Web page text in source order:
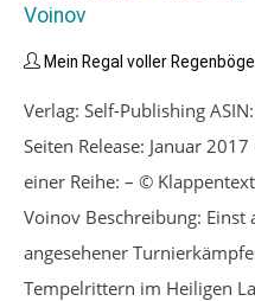
Voinov
Mein Regal voller
Verlag: Self-Publishing
Seiten Release: Januar
einer Reihe: – ©
Voinov Beschreibung: Einst
angesehener
Tempelrittern im Heiligen